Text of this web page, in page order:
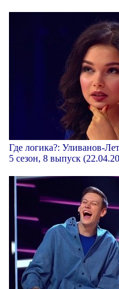
Где логика?: Уливанов-
5 сезон, 8 выпуск